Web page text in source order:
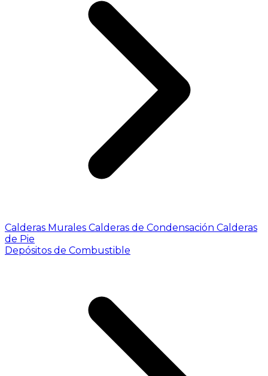
Calderas Murales Calderas de Condensación Calderas
de Pie
Depósitos de Combustible